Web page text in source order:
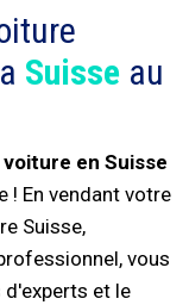
Suisse au
en Suisse
! En vendant votre
Suisse,
vous
et le